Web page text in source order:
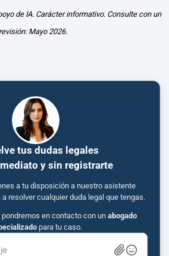
de IA. Carácter informativo. Consulte con un
Mayo 2026.
tus dudas legales
y sin registrarte
a tu disposición a nuestro asistente
a resolver cualquier duda legal que tengas.
en contacto con un abogado
para tu caso.